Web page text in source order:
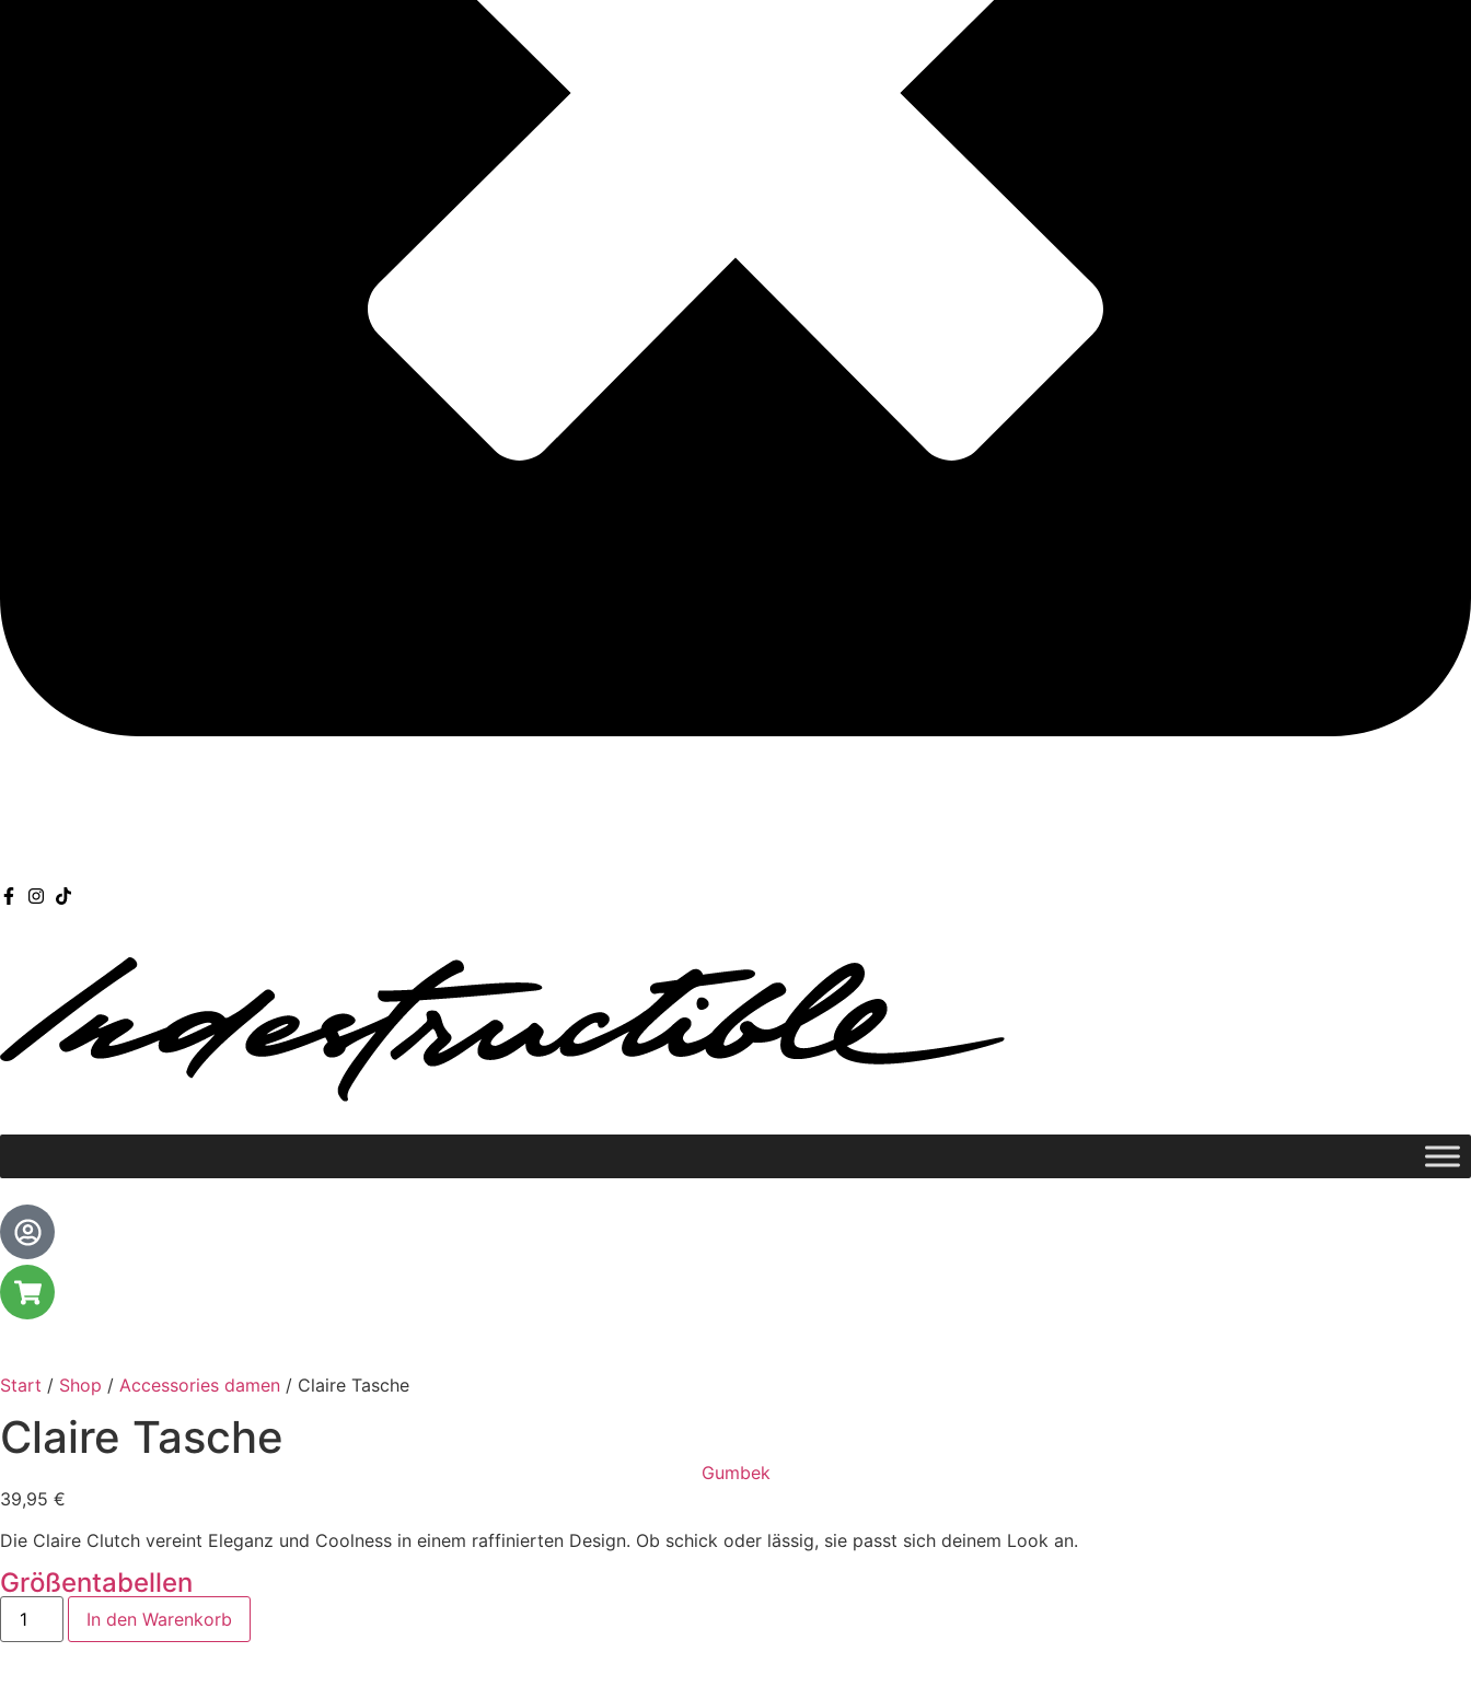
Start / Shop / Accessories damen / Claire Tasche
Claire Tasche
Gumbek
39,95 €
Die Claire Clutch vereint Eleganz und Coolness in einem raffinierten Design. Ob schick oder lässig, sie passt sich deinem Look an.
Größentabellen
In den Warenkorb